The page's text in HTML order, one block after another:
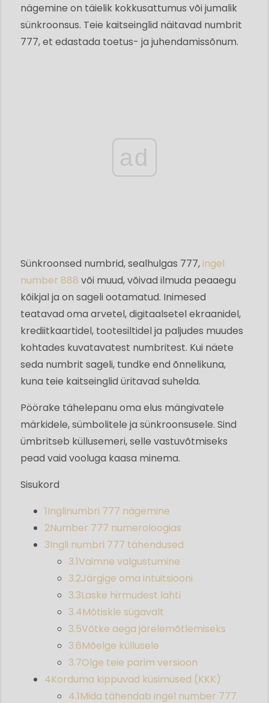
nägemine on täielik kokkusattumus või jumalik
sünkroonsus. Teie kaitseinglid näitavad numbrit
777, et edastada toetus- ja juhendamissõnum.
ad
Sünkroonsed numbrid, sealhulgas 777,ingel
number 888 või muud, võivad ilmuda peaaegu
kõikjal ja on sageli ootamatud. Inimesed
teatavad oma arvetel, digitaalsetel ekraanidel,
krediitkaartidel, tootesiltidel ja paljudes muudes
kohtades kuvatavatest numbritest. Kui näete
seda numbrit sageli, tundke end õnnelikuna,
kuna teie kaitseinglid üritavad suhelda.
Pöörake tähelepanu oma elus mängivatele
märkidele, sümbolitele ja sünkroonsusele. Sind
ümbritseb küllusemeri, selle vastuvõtmiseks
pead vaid vooluga kaasa minema.
Sisukord
1Inglinumbri 777 nägemine
2Number 777 numeroloogias
3Ingli numbri 777 tähendused
3.1Vaimne valgustumine
3.2Järgige oma intuitsiooni
3.3Laske hirmudest lahti
3.4Mõtiskle sügavalt
3.5Võtke aega järelemõtlemiseks
3.6Mõelge küllusele
3.7Olge teie parim versioon
4Korduma kippuvad küsimused (KKK)
4.1Mida tähendab ingel number 777